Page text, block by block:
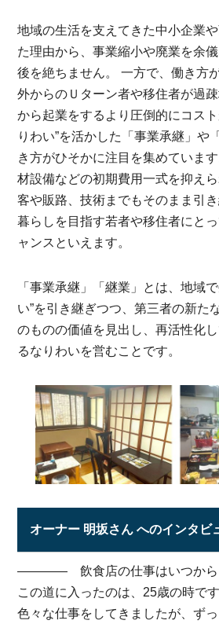
地域の生活を支えてきた中小企業
た理由から、事業縮小や廃業を余
後を絶ちません。 一方で、働き方
外からのＵターン者や移住者が過
から起業をするより圧倒的にコス
りわい”を活かした「事業承継」や
き方がひそかに注目を集めていま
材設備などの初期費用一式を抑え
客や販路、技術までもそのまま引
暮らしを目指す若者や移住者にと
ャンスといえます。
「事業承継」「継業」とは、地域
い”を引き継ぎつつ、第三者の新た
のものの価値を見出し、再活性化
るなりわいを営むことです。
オーナー 明坂さん へのインタビ
———— 飲食店の仕事はいつから
この道に入ったのは、25歳の時で
色々な仕事をしてきましたが、ず